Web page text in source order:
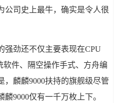
公司史上最牛，确实是令人很
强劲还不仅主要表现在CPU
软件、隔空操作手式、方舟编
，麟麟9000扶持的旗舰级尽管
9000仅有一千万枚上下。